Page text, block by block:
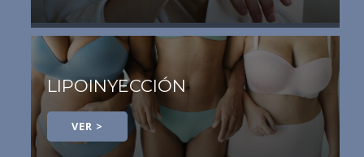
LIPOINYECCIÓN
VER >